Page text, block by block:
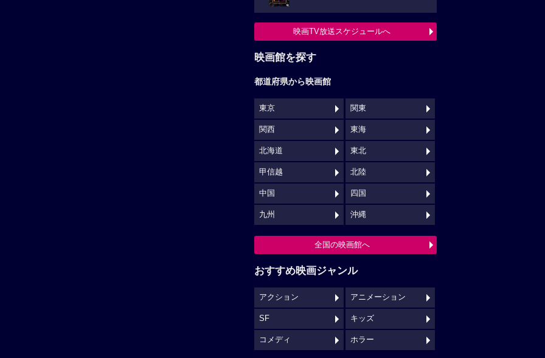
映画TV放送スケジュールへ
映画館を探す
都道府県から映画館
東京 関東
関西 東海
北海道 東北
甲信越 北陸
中国 四国
九州 沖縄
全国の映画館へ
おすすめ映画ジャンル
アクション アニメーション
SF キッズ
コメディ ホラー